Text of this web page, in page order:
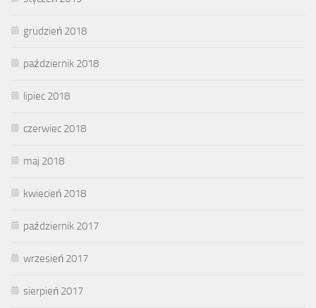
grudzień 2018
październik 2018
lipiec 2018
czerwiec 2018
maj 2018
kwiecień 2018
październik 2017
wrzesień 2017
sierpień 2017